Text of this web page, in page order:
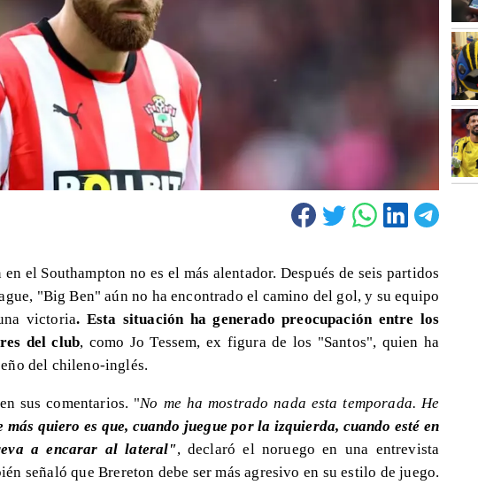
el Southampton no es el más alentador. Después de seis partidos
"Big Ben" aún no ha encontrado el camino del gol, y su equipo
victoria. Esta situación ha generado preocupación entre los
del club, como Jo Tessem, ex figura de los "Santos", quien ha
del chileno-inglés.
sus comentarios. "No me ha mostrado nada esta temporada. He
más quiero es que, cuando juegue por la izquierda, cuando esté en
a encarar al lateral", declaró el noruego en una entrevista
señaló que Brereton debe ser más agresivo en su estilo de juego.